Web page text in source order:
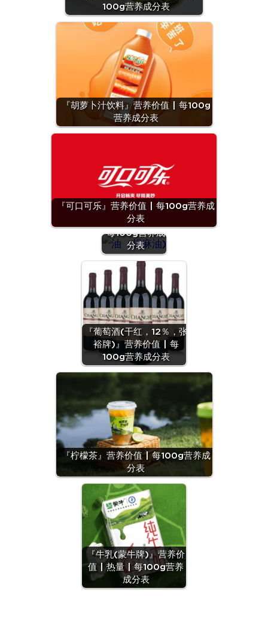
100g营养成分表
『胡萝卜汁饮料』营养价值 | 每100g
营养成分表
『可口可乐』营养价值 | 每100g营养成
分表
『油（胡麻
油)』营养价值 |
每100g营养成
分表
『葡萄酒(干红，12％，张
裕牌)』营养价值 | 每
100g营养成分表
『柠檬茶』营养价值 | 每100g营养成
分表
『牛乳(蒙牛牌)』营养价
值 | 热量 | 每100g营养
成分表